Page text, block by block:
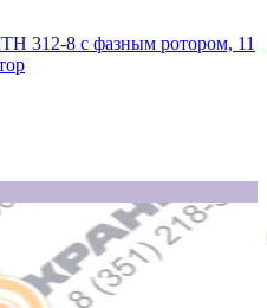
312-8 с фазным ротором, 11